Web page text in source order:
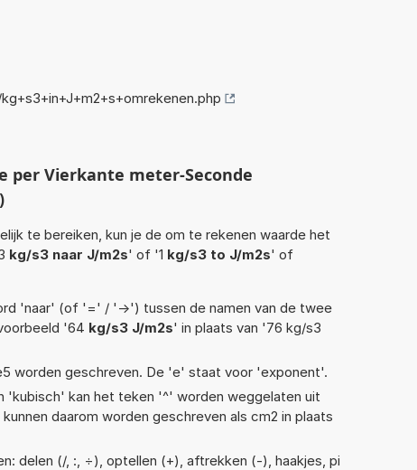
per Vierkante meter-Seconde
te bereiken, kun je de om te rekenen waarde het
kg/s3 naar J/m2s' of '1 kg/s3 to J/m2s' of
'naar' (of '=' / '->') tussen de namen van de twee
'64 kg/s3 J/m2s' in plaats van '76 kg/s3
worden geschreven. De 'e' staat voor 'exponent'.
'kubisch' kan het teken '^' worden weggelaten uit
daarom worden geschreven als cm2 in plaats
delen (/, :, ÷), optellen (+), aftrekken (-), haakjes, pi